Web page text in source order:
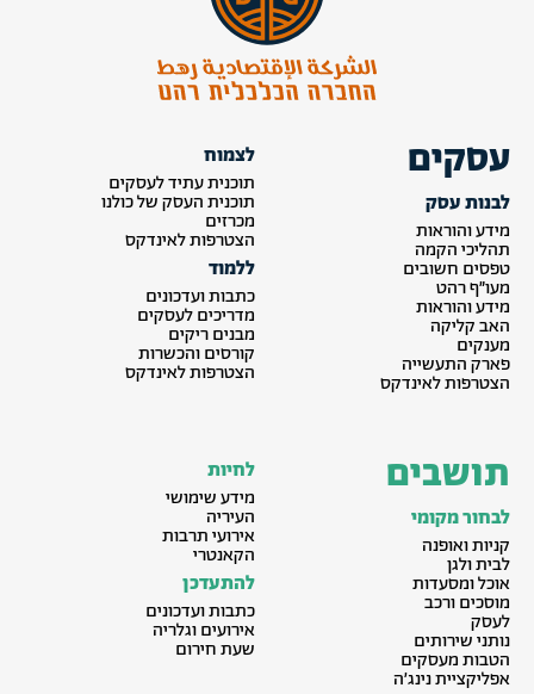
עסקים
לבנות עסק
מידע והוראות
תהליכי הקמה
טפסים חשובים
מעו״ף רהט
מידע והוראות
האב קליקה
מענקים
פארק התעשייה
הצטרפות לאינדקס
לצמוח
תוכנית עתיד לעסקים
תוכנית העסק של כולנו
מכרזים
הצטרפות לאינדקס
ללמוד
כתבות ועדכונים
מדריכים לעסקים
מבנים ריקים
קורסים והכשרות
הצטרפות לאינדקס
תושבים
לבחור מקומי
קניות ואופנה
לבית ולגן
אוכל ומסעדות
מוסכים ורכב
לעסק
נותני שירותים
הטבות מעסקים
אפליקציית נינג׳ה
לחיות
מידע שימושי
העיריה
אירועי תרבות
הקאנטרי
להתעדכן
כתבות ועדכונים
אירועים וגלריה
שעת חירום